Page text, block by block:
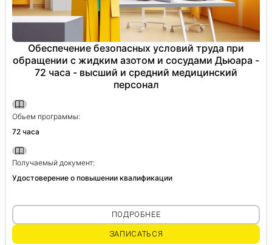
Обеспечение безопасных условий труда при
обращении с жидким азотом и сосудами Дьюара -
72 часа - высший и средний медицинский
персонал
Обьем программы:
72 часа
Получаемый документ:
Удостоверение о повышении квалификации
ПОДРОБНЕЕ
ЗАПИСАТЬСЯ